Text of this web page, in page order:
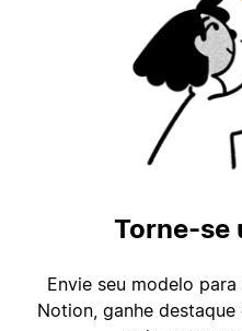
Torne-se
Envie seu modelo
Notion, ganhe